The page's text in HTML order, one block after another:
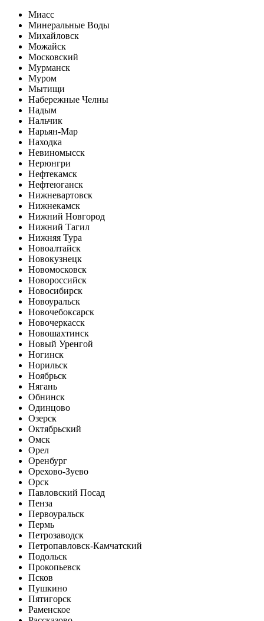
Миасс
Минеральные Воды
Михайловск
Можайск
Московский
Мурманск
Муром
Мытищи
Набережные Челны
Надым
Нальчик
Нарьян-Мар
Находка
Невиномысск
Нерюнгри
Нефтекамск
Нефтеюганск
Нижневартовск
Нижнекамск
Нижний Новгород
Нижний Тагил
Нижняя Тура
Новоалтайск
Новокузнецк
Новомосковск
Новороссийск
Новосибирск
Новоуральск
Новочебоксарск
Новочеркасск
Новошахтинск
Новый Уренгой
Ногинск
Норильск
Ноябрьск
Нягань
Обнинск
Одинцово
Озерск
Октябрьский
Омск
Орел
Оренбург
Орехово-Зуево
Орск
Павловский Посад
Пенза
Первоуральск
Пермь
Петрозаводск
Петропавловск-Камчатский
Подольск
Прокопьевск
Псков
Пушкино
Пятигорск
Раменское